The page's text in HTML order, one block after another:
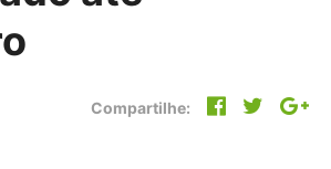
Compartilhe: